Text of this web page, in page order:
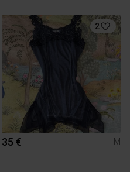
2
35 € M